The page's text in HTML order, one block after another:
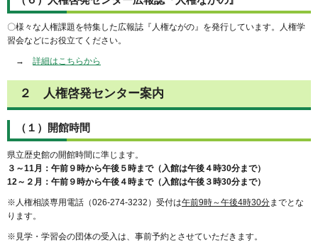
〇様々な人権課題を特集した広報誌『人権ながの』を発行しています。人権学
習会などにお役立てください。
→ 詳細はこちらから
２ 人権啓発センター案内
（１）開館時間
県立歴史館の開館時間に準じます。
３～11月：午前９時から午後５時まで（入館は午後４時30分まで）
12～２月：午前９時から午後４時まで（入館は午後３時30分まで）
※人権相談専用電話（026-274-3232）受付は午前9時～午後4時30分までとな
ります。
※見学・学習会の団体の受入は、事前予約とさせていただきます。